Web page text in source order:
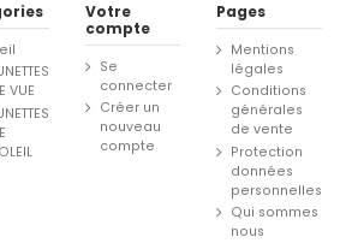
VUE
Votre
compte
Se
connecter
Créer un
nouveau
compte
Pages
Mentions
légales
Conditions
générales
de vente
Protection
données
personnelles
Qui sommes
nous